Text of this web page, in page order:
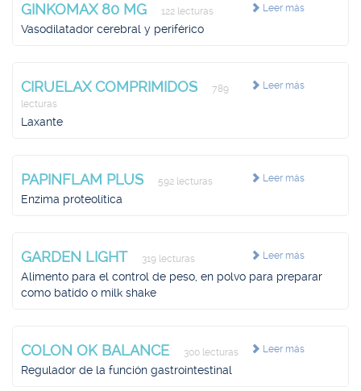
Leer más
GINKOMAX 80 MG 122 lecturas
Vasodilatador cerebral y periférico
Leer más
CIRUELAX COMPRIMIDOS
789
lecturas
Laxante
Leer más
PAPINFLAM PLUS 592 lecturas
Enzima proteolítica
Leer más
GARDEN LIGHT 319 lecturas
Alimento para el control de peso, en polvo para preparar
como batido o milk shake
Leer más
COLON OK BALANCE 300 lecturas
Regulador de la función gastrointestinal